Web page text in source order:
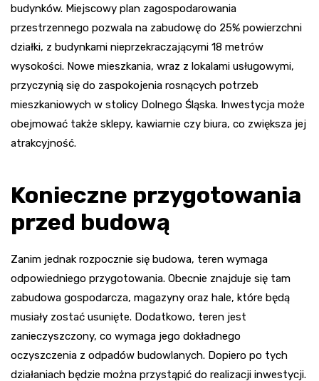
budynków. Miejscowy plan zagospodarowania
przestrzennego pozwala na zabudowę do 25% powierzchni
działki, z budynkami nieprzekraczającymi 18 metrów
wysokości. Nowe mieszkania, wraz z lokalami usługowymi,
przyczynią się do zaspokojenia rosnących potrzeb
mieszkaniowych w stolicy Dolnego Śląska. Inwestycja może
obejmować także sklepy, kawiarnie czy biura, co zwiększa jej
atrakcyjność.
Konieczne przygotowania
przed budową
Zanim jednak rozpocznie się budowa, teren wymaga
odpowiedniego przygotowania. Obecnie znajduje się tam
zabudowa gospodarcza, magazyny oraz hale, które będą
musiały zostać usunięte. Dodatkowo, teren jest
zanieczyszczony, co wymaga jego dokładnego
oczyszczenia z odpadów budowlanych. Dopiero po tych
działaniach będzie można przystąpić do realizacji inwestycji.